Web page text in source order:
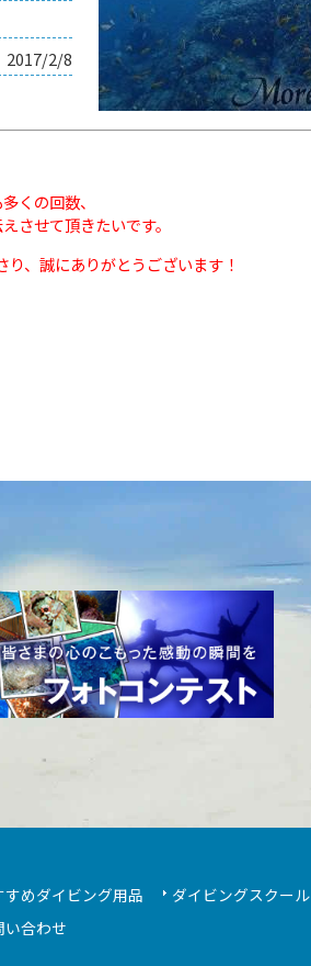
2017/2/8
くの回数、
させて頂きたいです。
、誠にありがとうございます！
すめダイビング用品 ダイビングスクール
い合わせ